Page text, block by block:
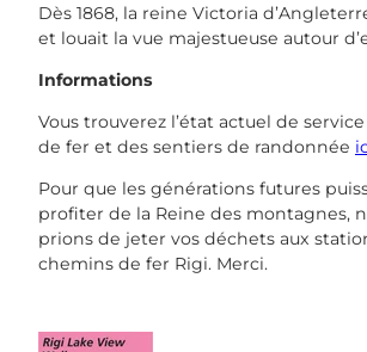
Dès 1868, la reine Victoria
et louait la vue majestueuse autour
Informations
Vous trouverez l’état actuel de
de fer et des sentiers de randonnée
Pour que les générations futures
profiter de la Reine des montagnes,
prions de jeter vos déchets aux
chemins de fer Rigi. Merci.